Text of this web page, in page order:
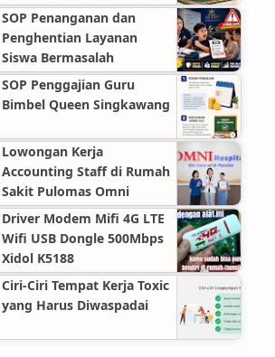
Arti, dan Dalil Sahih
SOP Penanganan dan
Penghentian Layanan
Siswa Bermasalah
SOP Penggajian Guru
Bimbel Queen Singkawang
Lowongan Kerja
Accounting Staff di Rumah
Sakit Pulomas Omni
Hospitals Jakarta Timur
Driver Modem Mifi 4G LTE
Wifi USB Dongle 500Mbps
Xidol K5188
Ciri-Ciri Tempat Kerja Toxic
yang Harus Diwaspadai